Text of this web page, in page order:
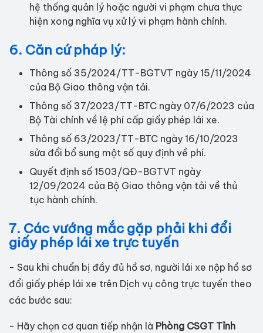
hệ thống quản lý hoặc người vi phạm chưa thực
hiện xong nghĩa vụ xử lý vi phạm hành chính.
6. Căn cứ pháp lý:
Thông số 35/2024/TT-BGTVT ngày 15/11/2024
của Bộ Giao thông vận tải.
Thông số 37/2023/TT-BTC ngày 07/6/2023 của
Bộ Tài chính về lệ phí cấp giấy phép lái xe.
Thông số 63/2023/TT-BTC ngày 16/10/2023
sửa đổi bổ sung một số quy định về phí.
Quyết định số 1503/QĐ-BGTVT ngày
12/09/2024 của Bộ Giao thông vận tải về thủ
tục hành chính.
7. Các vướng mắc gặp phải khi đổi
giấy phép lái xe trực tuyến
- Sau khi chuẩn bị đầy đủ hồ sơ, người lái xe nộp hồ sơ
đổi giấy phép lái xe trên Dịch vụ công trực tuyến theo
các bước sau:
- Hãy chọn cơ quan tiếp nhận là Phòng CSGT Tỉnh